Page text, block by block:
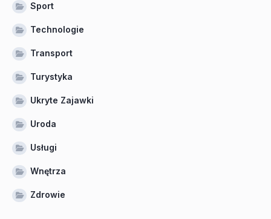
Sport
Technologie
Transport
Turystyka
Ukryte Zajawki
Uroda
Usługi
Wnętrza
Zdrowie